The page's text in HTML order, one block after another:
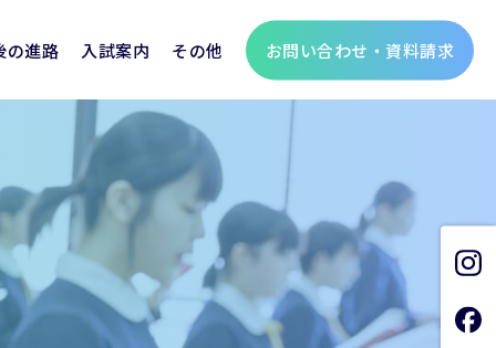
聖霊学園の歩み
総合進学コース
の進路 入試案内 その他
人情報保護方針
お問い合わせ・資料請求